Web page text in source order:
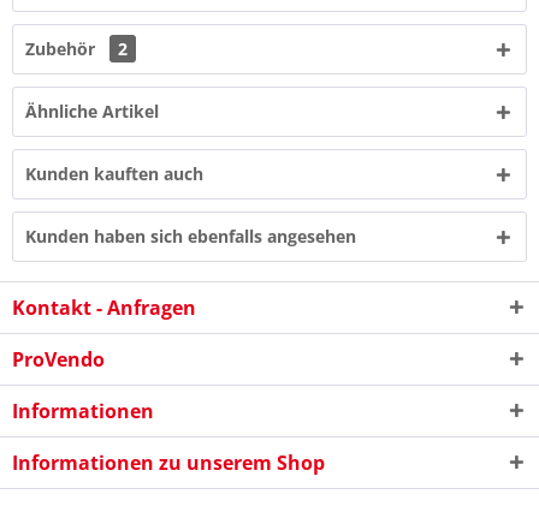
9 * 4 = ?
Zubehör 2
Ähnliche Artikel
Kunden kauften auch
Kunden haben sich ebenfalls angesehen
Kontakt - Anfragen
ProVendo
Informationen
Informationen zu unserem Shop